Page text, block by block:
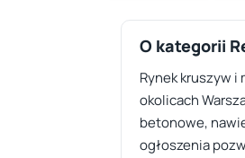
O kategorii
Rynek kruszyw
okolicach
betonowe,
ogłoszenia